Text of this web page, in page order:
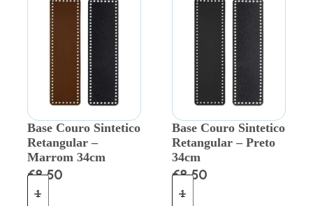
Base Couro Sintetico
Retangular –
Marrom 34cm
€8.50
Base Couro Sintetico
Retangular – Preto
34cm
€8.50